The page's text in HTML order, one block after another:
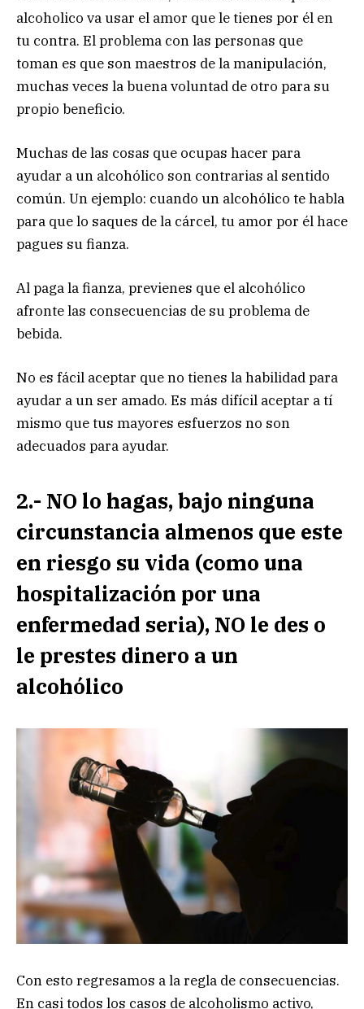
alcoholico va usar el amor que le tienes por él en
tu contra. El problema con las personas que
toman es que son maestros de la manipulación,
muchas veces la buena voluntad de otro para su
propio beneficio.
Muchas de las cosas que ocupas hacer para
ayudar a un alcohólico son contrarias al sentido
común. Un ejemplo: cuando un alcohólico te habla
para que lo saques de la cárcel, tu amor por él hace
pagues su fianza.
Al paga la fianza, previenes que el alcohólico
afronte las consecuencias de su problema de
bebida.
No es fácil aceptar que no tienes la habilidad para
ayudar a un ser amado. Es más difícil aceptar a tí
mismo que tus mayores esfuerzos no son
adecuados para ayudar.
2.- NO lo hagas, bajo ninguna
circunstancia almenos que este
en riesgo su vida (como una
hospitalización por una
enfermedad seria), NO le des o
le prestes dinero a un
alcohólico
Con esto regresamos a la regla de consecuencias.
En casi todos los casos de alcoholismo activo,